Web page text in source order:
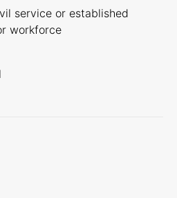
service or established
workforce